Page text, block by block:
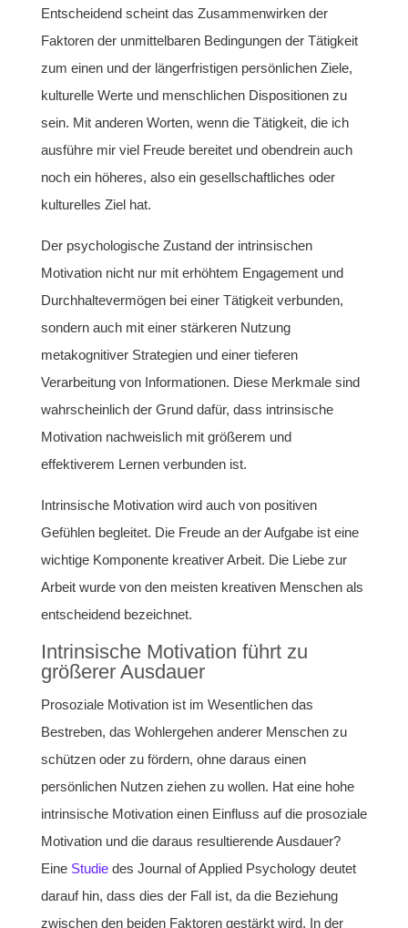
Entscheidend scheint das Zusammenwirken der
Faktoren der unmittelbaren Bedingungen der Tätigkeit
zum einen und der längerfristigen persönlichen Ziele,
kulturelle Werte und menschlichen Dispositionen zu
sein. Mit anderen Worten, wenn die Tätigkeit, die ich
ausführe mir viel Freude bereitet und obendrein auch
noch ein höheres, also ein gesellschaftliches oder
kulturelles Ziel hat.
Der psychologische Zustand der intrinsischen
Motivation nicht nur mit erhöhtem Engagement und
Durchhaltevermögen bei einer Tätigkeit verbunden,
sondern auch mit einer stärkeren Nutzung
metakognitiver Strategien und einer tieferen
Verarbeitung von Informationen. Diese Merkmale sind
wahrscheinlich der Grund dafür, dass intrinsische
Motivation nachweislich mit größerem und
effektiverem Lernen verbunden ist.
Intrinsische Motivation wird auch von positiven
Gefühlen begleitet. Die Freude an der Aufgabe ist eine
wichtige Komponente kreativer Arbeit. Die Liebe zur
Arbeit wurde von den meisten kreativen Menschen als
entscheidend bezeichnet.
Intrinsische Motivation führt zu
größerer Ausdauer
Prosoziale Motivation ist im Wesentlichen das
Bestreben, das Wohlergehen anderer Menschen zu
schützen oder zu fördern, ohne daraus einen
persönlichen Nutzen ziehen zu wollen. Hat eine hohe
intrinsische Motivation einen Einfluss auf die prosoziale
Motivation und die daraus resultierende Ausdauer?
Eine Studiedes Journal of Applied Psychology deutet
darauf hin, dass dies der Fall ist, da die Beziehung
zwischen den beiden Faktoren gestärkt wird. In der